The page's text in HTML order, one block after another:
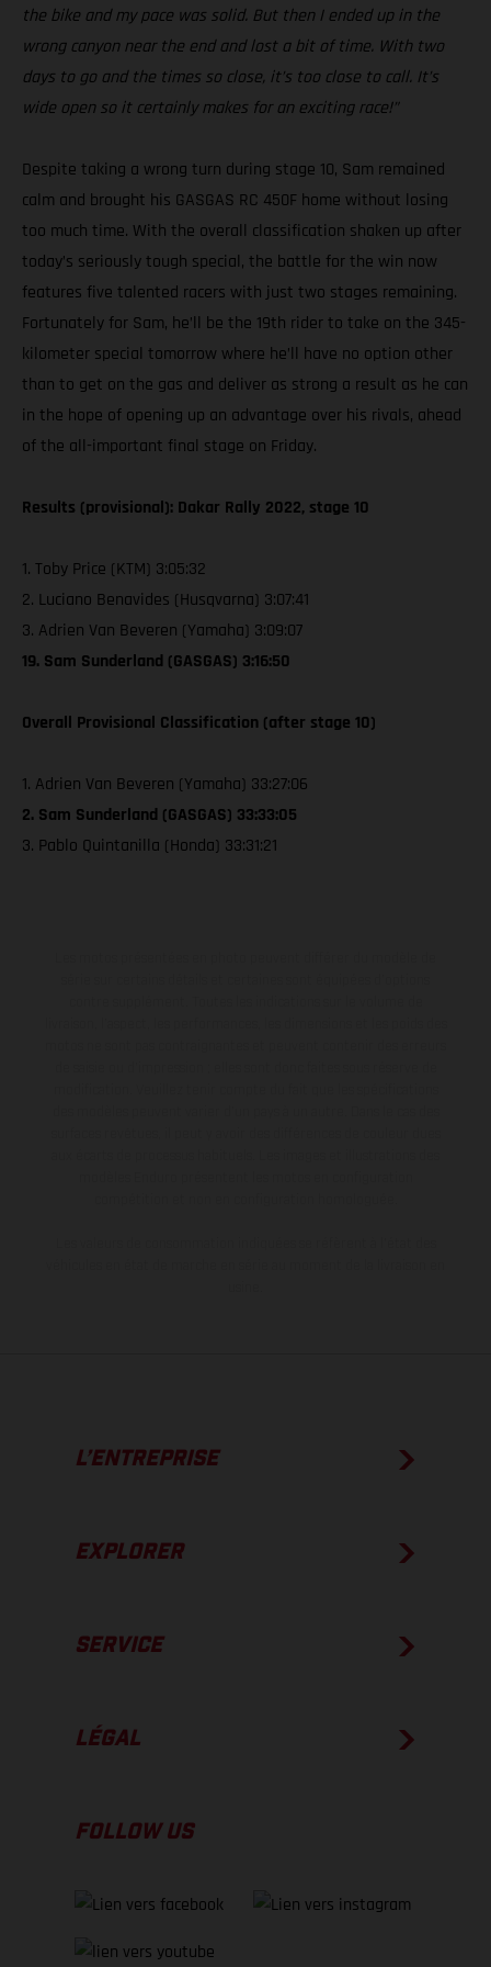
the bike and my pace was solid. But then I ended up in the
wrong canyon near the end and lost a bit of time. With two
days to go and the times so close, it’s too close to call. It’s
wide open so it certainly makes for an exciting race!”
Despite taking a wrong turn during stage 10, Sam remained
calm and brought his GASGAS RC 450F home without losing
too much time. With the overall classification shaken up after
today’s seriously tough special, the battle for the win now
features five talented racers with just two stages remaining.
Fortunately for Sam, he’ll be the 19th rider to take on the 345-
kilometer special tomorrow where he’ll have no option other
than to get on the gas and deliver as strong a result as he can
in the hope of opening up an advantage over his rivals, ahead
of the all-important final stage on Friday.
Results (provisional): Dakar Rally 2022, stage 10
1. Toby Price (KTM) 3:05:32
2. Luciano Benavides (Husqvarna) 3:07:41
3. Adrien Van Beveren (Yamaha) 3:09:07
19. Sam Sunderland (GASGAS) 3:16:50
Overall Provisional Classification (after stage 10)
1. Adrien Van Beveren (Yamaha) 33:27:06
2. Sam Sunderland (GASGAS) 33:33:05
3. Pablo Quintanilla (Honda) 33:31:21
L’ENTREPRISE
EXPLORER
SERVICE
LÉGAL
FOLLOW US